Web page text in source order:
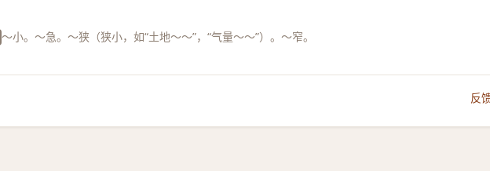
～小。～急。～狭（狭小，如“土地～～”，“气量～～”）。～窄。
反